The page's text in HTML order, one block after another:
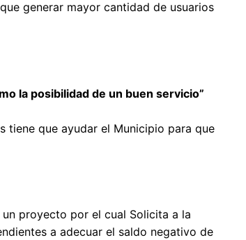
generar mayor cantidad de usuarios
la posibilidad de un buen servicio”
tiene que ayudar el Municipio para que
proyecto por el cual Solicita a la
a adecuar el saldo negativo de